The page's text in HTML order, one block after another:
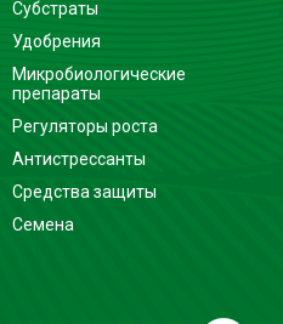
Субстраты
Удобрения
Микробиологические
препараты
Регуляторы роста
Антистрессанты
Средства защиты
Семена